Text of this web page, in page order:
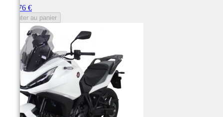
191,76 €
Ajouter au panier